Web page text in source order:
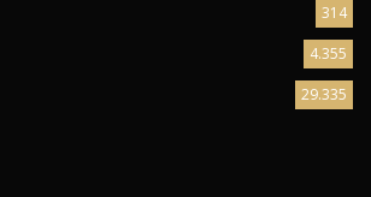
314
4.355
29.335